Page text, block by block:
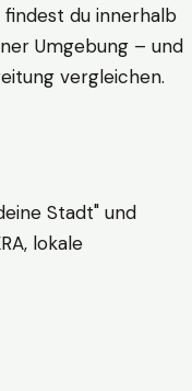
findest du innerhalb
Umgebung – und
vergleichen.
Stadt" und
lokale